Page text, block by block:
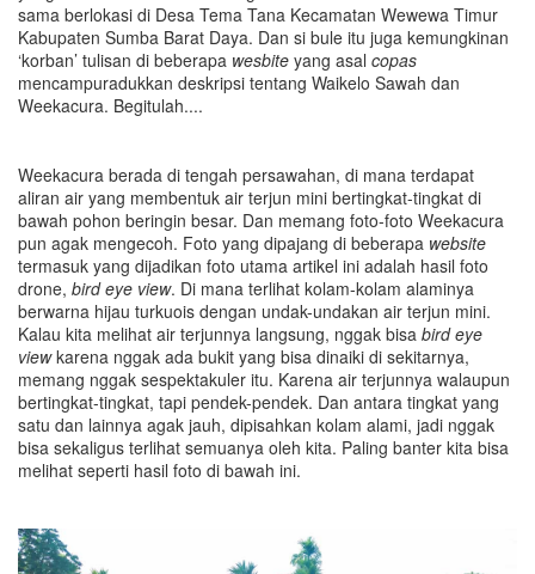
sama berlokasi di Desa Tema Tana Kecamatan Wewewa Timur
Kabupaten Sumba Barat Daya. Dan si bule itu juga kemungkinan
‘korban’ tulisan di beberapa wesbite yang asal copas
mencampuradukkan deskripsi tentang Waikelo Sawah dan
Weekacura. Begitulah....
Weekacura berada di tengah persawahan, di mana terdapat
aliran air yang membentuk air terjun mini bertingkat-tingkat di
bawah pohon beringin besar. Dan memang foto-foto Weekacura
pun agak mengecoh. Foto yang dipajang di beberapa website
termasuk yang dijadikan foto utama artikel ini adalah hasil foto
drone, bird eye view. Di mana terlihat kolam-kolam alaminya
berwarna hijau turkuois dengan undak-undakan air terjun mini.
Kalau kita melihat air terjunnya langsung, nggak bisa bird eye
viewkarena nggak ada bukit yang bisa dinaiki di sekitarnya,
memang nggak sespektakuler itu. Karena air terjunnya walaupun
bertingkat-tingkat, tapi pendek-pendek. Dan antara tingkat yang
satu dan lainnya agak jauh, dipisahkan kolam alami, jadi nggak
bisa sekaligus terlihat semuanya oleh kita. Paling banter kita bisa
melihat seperti hasil foto di bawah ini.